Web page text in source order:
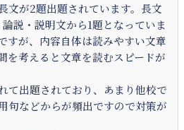
文が2題出題されています。長文
説・説明文から1題となっていま
すが、内容自体は読みやすい文章
を考えると文章を読むスピードが
て出題されており、あまり他校で
句などからが頻出ですので対策が